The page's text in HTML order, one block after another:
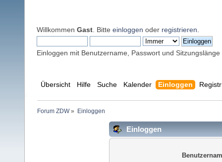
Willkommen Gast . Bitte einloggen oder registrieren
Einloggen mit Benutzername, Passwort und Sitzungslänge
Übersicht Hilfe Suche Kalender Einloggen
Forum ZDW» Einloggen
Einloggen